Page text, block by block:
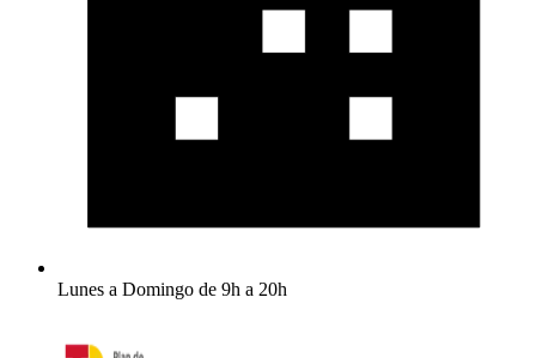
Lunes a Domingo de 9h a 20h